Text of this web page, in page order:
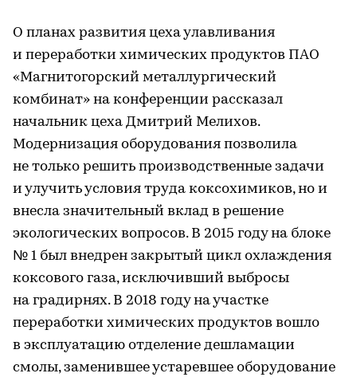
О планах развития цеха улавливания
и переработки химических продуктов ПАО
«Магнитогорский металлургический
комбинат» на конференции рассказал
начальник цеха Дмитрий Мелихов.
Модернизация оборудования позволила
не только решить производственные задачи
и улучить условия труда коксохимиков, но и
внесла значительный вклад в решение
экологических вопросов. В 2015 году на блоке
№ 1 был внедрен закрытый цикл охлаждения
коксового газа, исключивший выбросы
на градирнях. В 2018 году на участке
переработки химических продуктов вошло
в эксплуатацию отделение дешламации
смолы, заменившее устаревшее оборудование